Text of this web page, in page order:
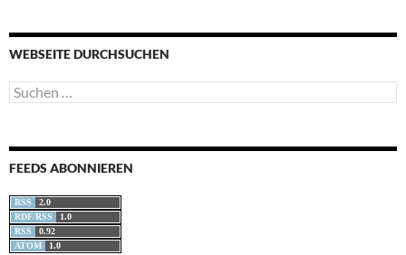
WEBSEITE DURCHSUCHEN
Suchen
nach:
FEEDS ABONNIEREN
RSS
2.0
RDF/RSS
1.0
RSS
0.92
ATOM
1.0